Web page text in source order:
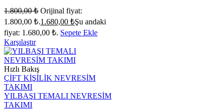
1.800,00₺ Orijinal fiyat:
1.800,00 ₺.1.680,00 ₺Şu andaki
fiyat: 1.680,00 ₺. Sepete Ekle
Karşılaştır
Hızlı Bakış
ÇİFT KİŞİLİK NEVRESİM
TAKIMI
YILBAŞI TEMALI NEVRESİM
TAKIMI